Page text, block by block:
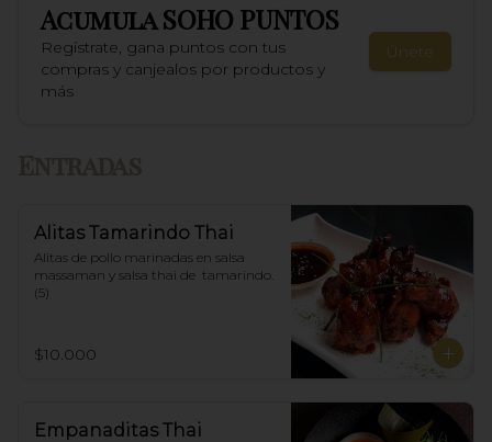
AcumulaSOHO PUNTOS
Regístrate, gana puntos con tus
compras y canjealos por productos y
más
Únete
Entradas
Alitas Tamarindo Thai
Alitas de pollo marinadas en salsa
massaman y salsa thai de  tamarindo.
(5)
$10.000
Empanaditas Thai